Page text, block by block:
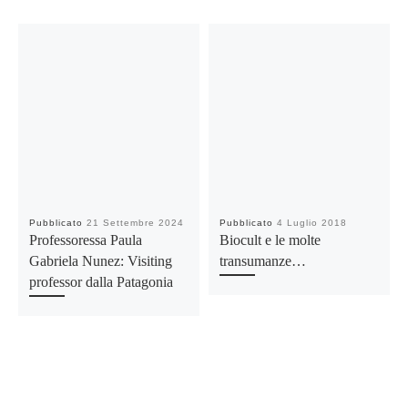
Pubblicato 21 Settembre 2024
Professoressa Paula
Gabriela Nunez: Visiting
professor dalla Patagonia
Pubblicato 4 Luglio 2018
Biocult e le molte
transumanze…